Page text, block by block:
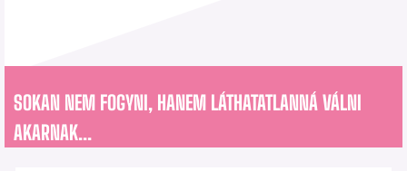
SOKAN NEM FOGYNI, HANEM LÁTHATATLANNÁ VÁLNI
AKARNAK...